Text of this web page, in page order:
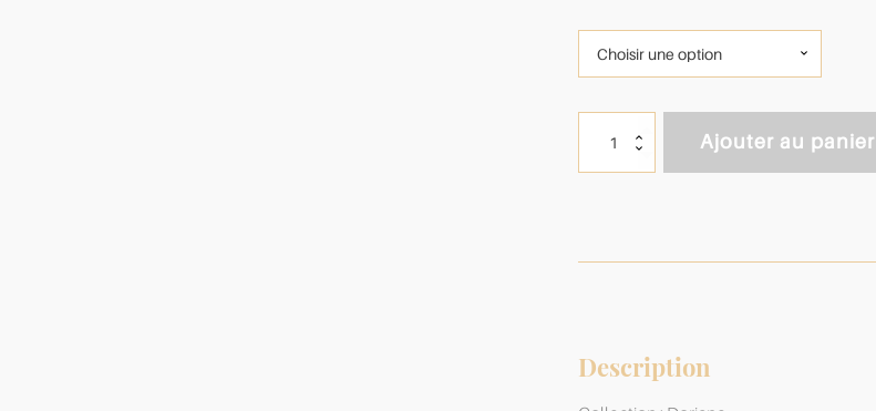
Bague
Ajouter au panier
Description